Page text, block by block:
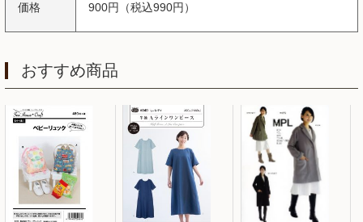
価格 900円（税込990円）
おすすめ商品